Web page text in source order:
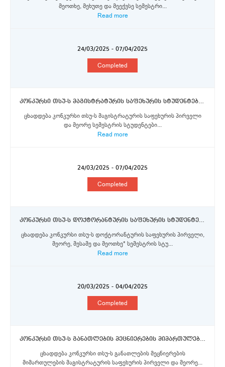
მეოთხე, მეხუთე და მეექვსე სემესტრი...
Read more
24/03/2025 - 07/04/2025
Completed
კონკურსი თსუ-ს მაგისტრატურის საფეხურის სტუდენტებისთვის ერაზმუს+ პროგრამის სტიპენდიების მოსაპოვებლად
ცხადდება კონკურსი თსუ-ს მაგისტრატურის საფეხურის პირველი
და მეორე სემესტრის სტუდენტები...
Read more
24/03/2025 - 07/04/2025
Completed
კონკურსი თსუ-ს დოქტორანტურის საფეხურის სტუდენტებისთვის ერაზმუს+ პროგრამის სტიპენდიების მოსაპოვებლად
ცხადდება კონკურსი თსუ-ს დოქტორანტურის საფეხურის პირველი,
მეორე, მესამე და მეოთხე* სემესტრის სტუ...
Read more
20/03/2025 - 04/04/2025
Completed
კონკურსი თსუ-ს განათლების მეცნიერების მიმართულების მაგისტრატურის საფეხურის სტუდენტებისთვის იულიუს მაქსიმილიანის სახელობის ვიურცბურგის უნივერსიტეტში ერაზმუს+ სტიპენდიების მოსაპოვებლად
ცხადდება კონკურსი თსუ-ს განათლების მეცნიერების
მიმართულების მაგისტრატურის საფეხურის პირველი და მეორე...